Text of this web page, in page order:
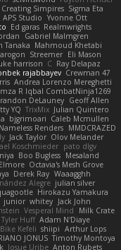
Creating Simpires Sigma Eta
APS Studio Yvonne Ott
Ed garas Realmwrights
Gabriel Malmgren
Tanaka Mahmoud Khetabi
Streemer Eli Mason
harrison C Ray Delapaz
rajabbayev Crewman 47
Andrea Lorenzo Mereghetti
R Iqbal CombatNinja1269
DeLauney Geoff Allen
YQ TrixMix Julian Quintero
bjgrimoari Caleb Mcmullen
Nameless Renders MMDCRAZED
Jack Taylor Olov Melander
Koschmieder pato dlgv
Boo Bugless Mesaland
Octavia's Mesh Grove
Derek Ray Waaagghh
Alegre julian silver
Hirokazu Yamakura
junior whitey Jack John
Vesperal Mind
Milk Crate
Tyler Huff Adam N'Diaye
Bike Kefeli shiipi Arthur Lops
JONUS Timothy Montoya
Josue Uribe Anton Rubets